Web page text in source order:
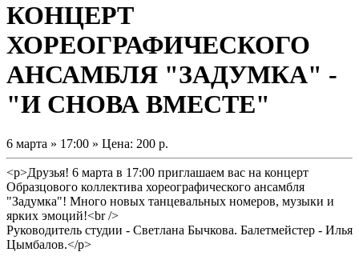
КОНЦЕРТ
ХОРЕОГРАФИЧЕСКОГО
АНСАМБЛЯ "ЗАДУМКА" -
"И СНОВА ВМЕСТЕ"
6 марта » 17:00 » Цена: 200 р.
<p>Друзья! 6 марта в 17:00 приглашаем вас на концерт
Образцового коллектива хореографического ансамбля
"Задумка"! Много новых танцевальных номеров, музыки и
ярких эмоций!<br />
Руководитель студии - Светлана Бычкова. Балетмейстер - Илья
Цымбалов.</p>